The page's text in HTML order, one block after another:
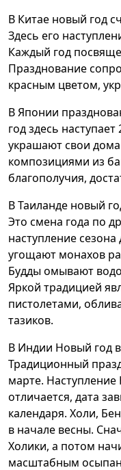
В Китае новый год
Здесь его
Каждый год
Празднование
красным цветом,
В Японии
год здесь
украшают свои
композициями из
благополучия,
В Таиланде новый
Это смена года по
наступление
угощают монахов
Будды омывают
Яркой традицией
пистолетами,
тазиков.
В Индии Новый год
Традиционный
марте. Наступление
отличается, дата
календаря. Холи,
в начале весны.
Холики, а потом
масштабным